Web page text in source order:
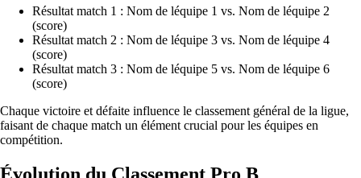
Résultat match 1 : Nom de léquipe 1 vs. Nom de léquipe 2
(score)
Résultat match 2 : Nom de léquipe 3 vs. Nom de léquipe 4
(score)
Résultat match 3 : Nom de léquipe 5 vs. Nom de léquipe 6
(score)
Chaque victoire et défaite influence le classement général de la ligue,
faisant de chaque match un élément crucial pour les équipes en
compétition.